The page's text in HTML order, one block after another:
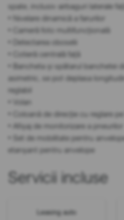
spate, inclusiv airbaguri laterale
• Nivelare dinamică a farurilor
• Cameră foto multifuncțională
• Detectarea oboselii
• Cotieră centrală față
• Bancheta și spătarul banchetei
asimetric, se pot deplasa
reglabil
• Volan
• Coloană de direcție cu reglare
• Afișaj de monitorizare a pneurilor
• Set de mobilitate pentru
etanșant pentru anvelope
Servicii incluse
Leasing auto